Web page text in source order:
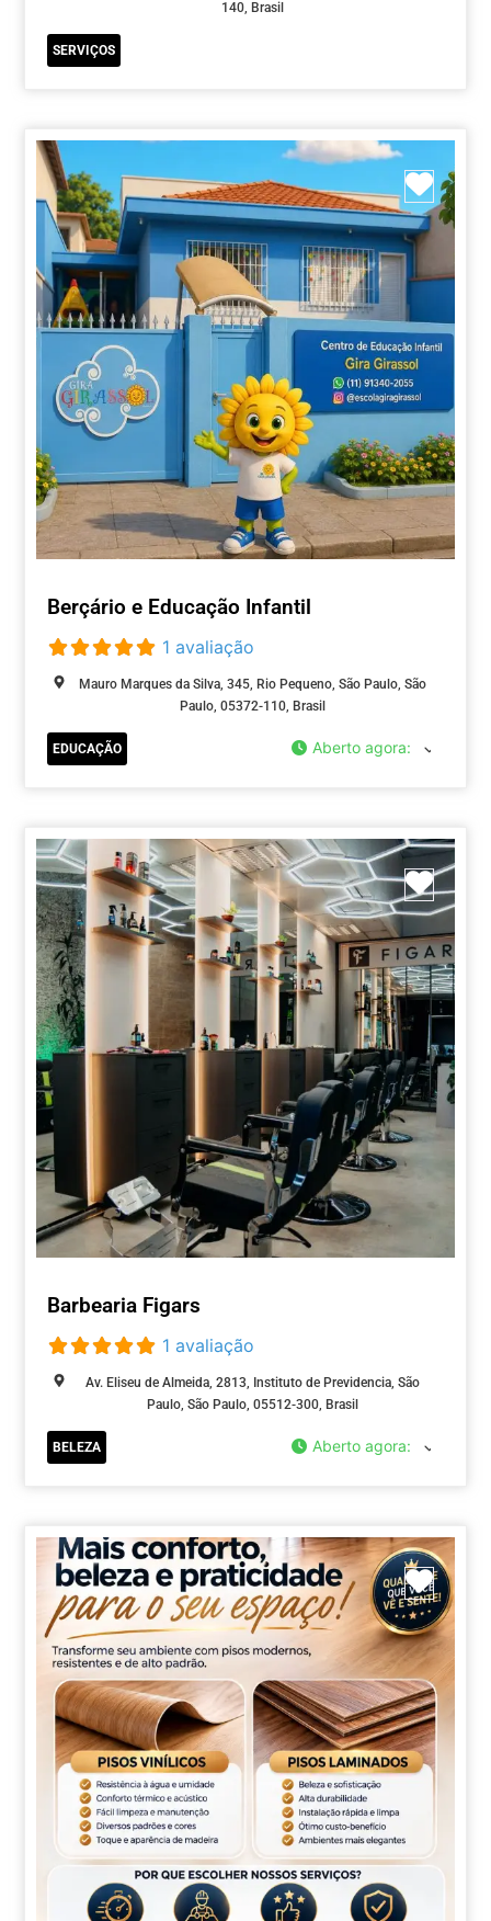
140, Brasil
SERVIÇOS
Berçário e Educação Infantil
1 avaliação
Mauro Marques da Silva, 345, Rio Pequeno, São Paulo, São
Paulo, 05372-110, Brasil
EDUCAÇÃO Aberto agora:
Barbearia Figars
1 avaliação
Av. Eliseu de Almeida, 2813, Instituto de Previdencia, São
Paulo, São Paulo, 05512-300, Brasil
BELEZA Aberto agora: